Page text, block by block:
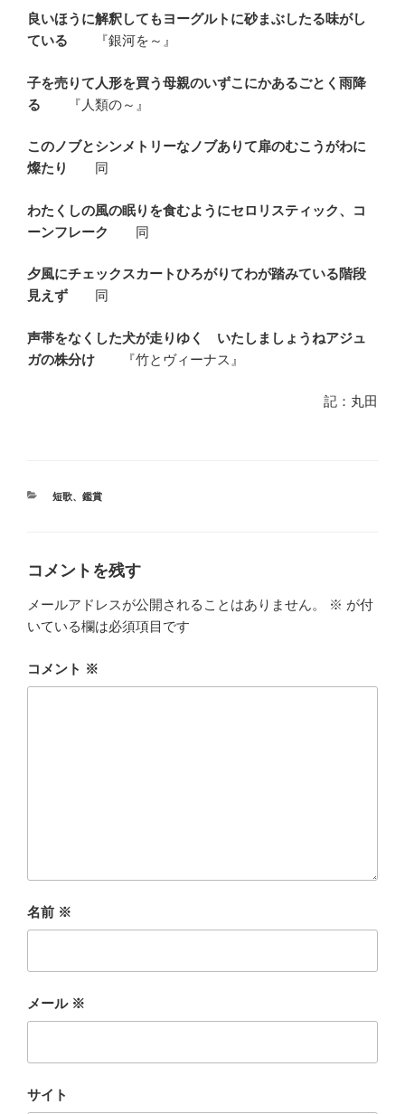
良いほうに解釈してもヨーグルトに砂まぶしたる味がし
ている 『銀河を～』
子を売りて人形を買う母親のいずこにかあるごとく雨降
る 『人類の～』
このノブとシンメトリーなノブありて扉のむこうがわに
燦たり
同
わたくしの風の眠りを食むようにセロリスティック、コ
ーンフレーク
同
夕風にチェックスカートひろがりてわが踏みている階段
見えず 同
声帯をなくした犬が走りゆく いたしましょうねアジュ
ガの株分け 『竹とヴィーナス』
記：丸田
カ
短歌、 鑑賞
コメントを残す
メールアドレスが公開されることはありません。 ※ が付
いている欄は必須項目です
コメント ※
名前 ※
メール ※
サイト